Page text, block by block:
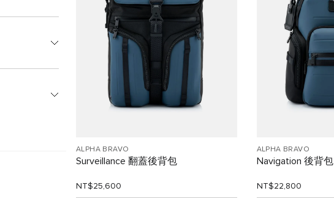
ALPHA BRAVO
Surveillance 翻蓋後背包
NT$25,600
ALPHA BRAVO
Navigation 後背包
NT$22,800